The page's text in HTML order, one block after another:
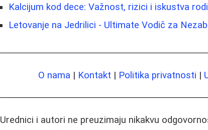
Kalcijum kod dece: Važnost, rizici i iskustva
Letovanje na Jedrilici - Ultimate Vodič za
O nama | Kontakt | Politika privatnosti |
Urednici i autori ne preuzimaju nikakvu